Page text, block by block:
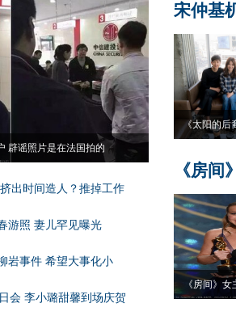
辟谣照片是在法国拍的
出时间造人？推掉工作
游照 妻儿罕见曝光
岩事件 希望大事化小
会 李小璐甜馨到场庆贺
宋仲基
《太阳的后
《房
《房间》